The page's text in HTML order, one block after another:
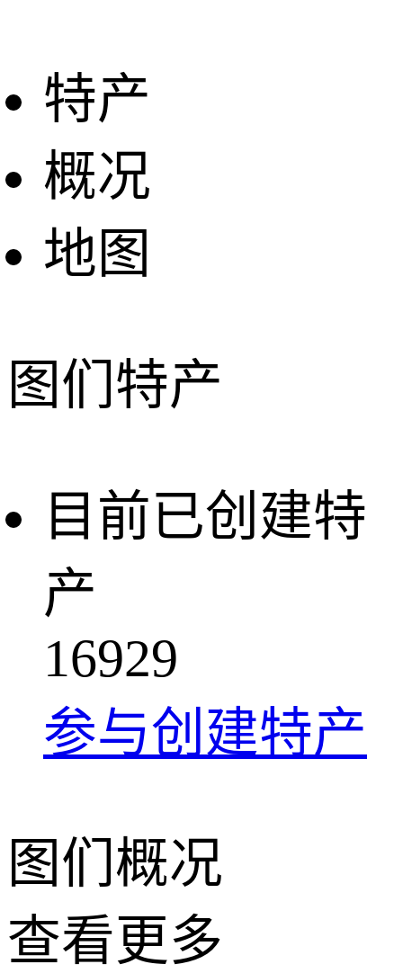
特产
概况
地图
图们特产
目前已创建特
产
16929
参与创建特产
图们概况
查看更多